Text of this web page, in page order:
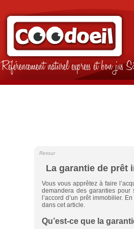
Référencement naturel express et bon jus
La garantie de prêt
Retour
Vous vous apprêtez à faire
demandera des garanties pour
l’accord d’un prêt immobilier.
dans cet article.
Qu’est-ce que la